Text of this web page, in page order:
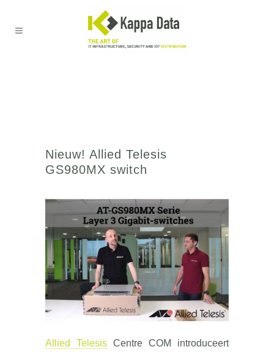
Nieuw! Allied Telesis
GS980MX switch
Allied Telesis Centre COM introduceert